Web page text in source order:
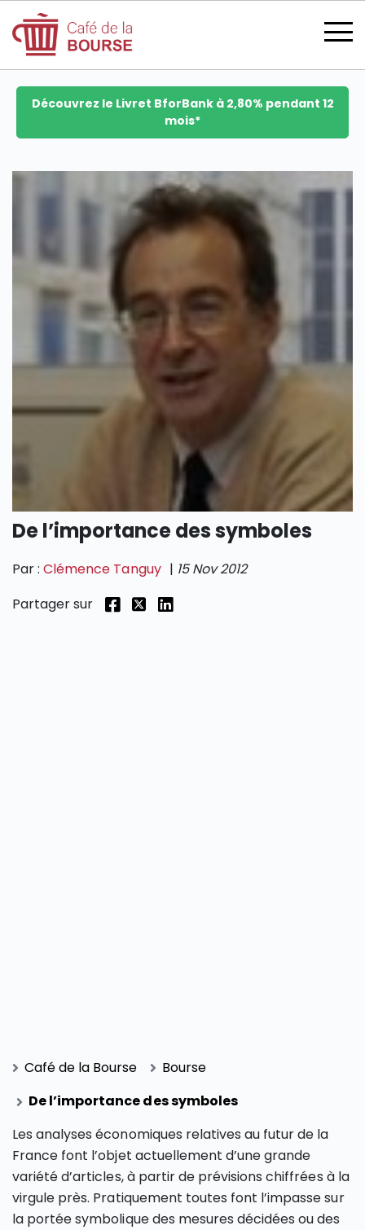
se connecter
devenir membre
CATÉGORIES
SECTIONS
Découvrez le Livret BforBank à 2,80% pendant 12
mois*
De l’importance des symboles
Par :Clémence Tanguy | 15 Nov 2012
Partager sur
Café de la Bourse
Bourse
De l’importance des symboles
Les analyses économiques relatives au futur de la
France font l’objet actuellement d’une grande
variété d’articles, à partir de prévisions chiffrées à la
virgule près. Pratiquement toutes font l’impasse sur
la portée symbolique des mesures décidées ou des